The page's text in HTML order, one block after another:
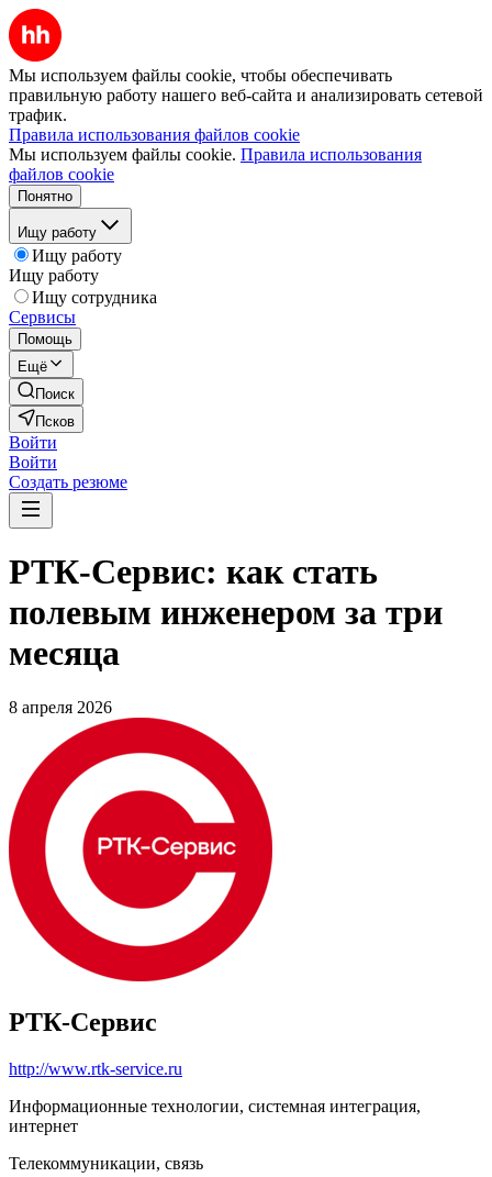
Мы используем файлы cookie, чтобы обеспечивать
правильную работу нашего веб-сайта и анализировать сетевой
трафик.
Правила использования файлов cookie
Мы используем файлы cookie. Правила использования
файлов cookie
Понятно
Ищу работу
Ищу работу
Ищу работу
Ищу сотрудника
Сервисы
Помощь
Ещё
Поиск
Псков
Войти
Войти
Создать резюме
РТК-Сервис: как стать
полевым инженером за три
месяца
8 апреля 2026
РТК-Сервис
http://www.rtk-service.ru
Информационные технологии, системная интеграция,
интернет
Телекоммуникации, связь